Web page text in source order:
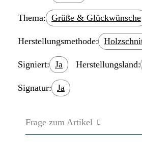
Thema: Grüße & Glückwünsche
Herstellungsmethode:
Signiert: Ja Herstellungsland:
Signatur: Ja
Frage zum Artikel